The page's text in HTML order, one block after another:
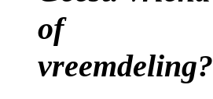
of
vreemdeling?